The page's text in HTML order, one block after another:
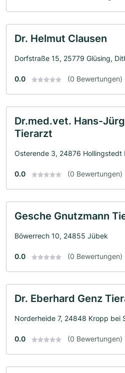
Dr. Helmut Clausen
Dorfstraße 15, 25779 Glüsing,
0.0 (0 Bewertungen)
Dr.med.vet. Hans-
Tierarzt
Osterende 3, 24876 Hollingstedt
0.0 (0 Bewertungen)
Gesche Gnutzmann
Böwerrech 10, 24855 Jübek
0.0 (0 Bewertungen)
Dr. Eberhard Genz
Norderheide 7, 24848 Kropp bei
0.0 (0 Bewertungen)